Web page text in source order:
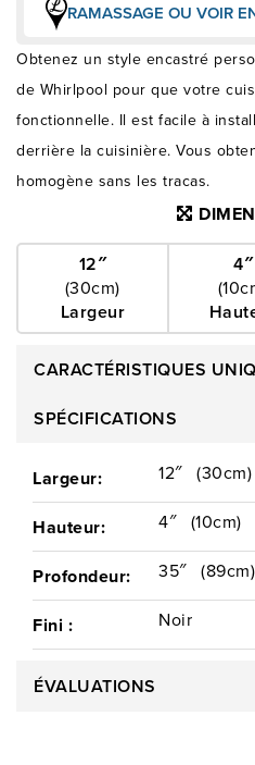
RAMASSAGE OU VOIR
Obtenez un style encastré
de Whirlpool pour que votre
fonctionnelle. Il est facile à
derrière la cuisinière. Vous
homogène sans les tracas.
12″
(30cm)
Largeur
4″
CARACTÉRISTIQUES
SPÉCIFICATIONS
Largeur: 12″(30cm)
Hauteur: 4″(10cm)
Profondeur: 35″(89cm)
Fini : Noir
ÉVALUATIONS